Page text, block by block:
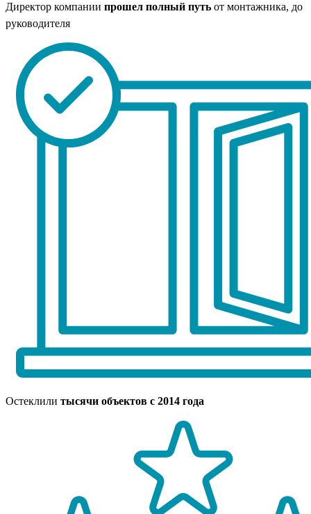
Директор компании прошел полный путь от монтажника, до
руководителя
Остеклили тысячи объектов с 2014 года